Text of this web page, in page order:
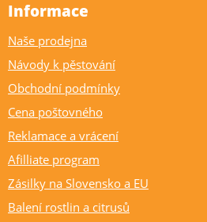
Informace
Naše prodejna
Návody k pěstování
Obchodní podmínky
Cena poštovného
Reklamace a vrácení
Afilliate program
Zásilky na Slovensko a EU
Balení rostlin a citrusů